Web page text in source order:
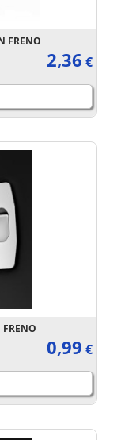
FRENO
2,36 €
FRENO
0,99 €